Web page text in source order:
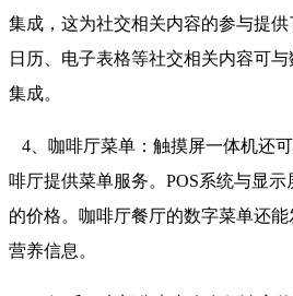
集成，这为社交相关内容的参与提
日历、电子表格等社交相关内容可
集成。
4、咖啡厅菜单：触摸屏一体机还
啡厅提供菜单服务。POS系统与显
的价格。咖啡厅餐厅的数字菜单还
营养信息。